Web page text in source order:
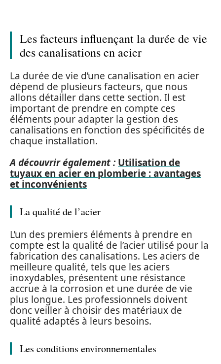
Les facteurs influençant la durée de vie
des canalisations en acier
La durée de vie d’une canalisation en acier
dépend de plusieurs facteurs, que nous
allons détailler dans cette section. Il est
important de prendre en compte ces
éléments pour adapter la gestion des
canalisations en fonction des spécificités de
chaque installation.
A découvrir également : Utilisation de
tuyaux en acier en plomberie : avantages
et inconvénients
La qualité de l’acier
L’un des premiers éléments à prendre en
compte est la qualité de l’acier utilisé pour la
fabrication des canalisations. Les aciers de
meilleure qualité, tels que les aciers
inoxydables, présentent une résistance
accrue à la corrosion et une durée de vie
plus longue. Les professionnels doivent
donc veiller à choisir des matériaux de
qualité adaptés à leurs besoins.
Les conditions environnementales